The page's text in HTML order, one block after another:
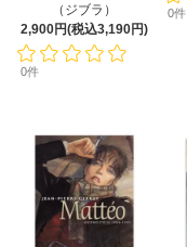
（ジブラ）
2,900円(税込3,190円)
0件
0件